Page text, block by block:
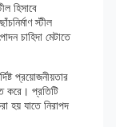
হিসাবে
স্টীল
চাহিদা মেটাতে
প্রয়োজনীয়তার
করে। প্রতিটি
হয় যাতে নিরাপদ